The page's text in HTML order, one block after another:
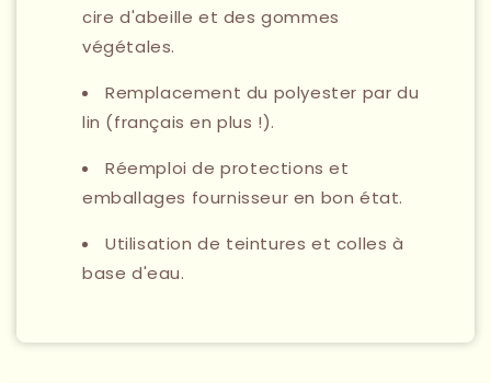
cire d'abeille et des gommes
végétales.
Remplacement du polyester par du
lin (français en plus !).
Réemploi de protections et
emballages fournisseur en bon état.
Utilisation de teintures et colles à
base d'eau.